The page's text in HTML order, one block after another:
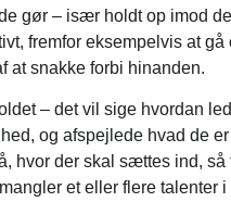
gør – især holdt op imod
fremfor eksempelvis at gå
at snakke forbi hinanden.
– det vil sige hvordan
og afspejlede hvad de
hvor der skal sættes ind,
et eller flere talenter